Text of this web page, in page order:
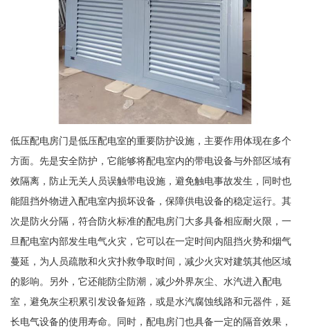
低压配电房门是低压配电室的重要防护设施，主要作用体现在多个
方面。先是安全防护，它能够将配电室内的带电设备与外部区域有
效隔离，防止无关人员误触带电设施，避免触电事故发生，同时也
能阻挡外物进入配电室内损坏设备，保障供电设备的稳定运行。其
次是防火分隔，符合防火标准的配电房门大多具备相应耐火限，一
旦配电室内部发生电气火灾，它可以在一定时间内阻挡火势和烟气
蔓延，为人员疏散和火灾扑救争取时间，减少火灾对建筑其他区域
的影响。另外，它还能防尘防潮，减少外界灰尘、水汽进入配电
室，避免灰尘积累引发设备短路，或是水汽腐蚀线路和元器件，延
长电气设备的使用寿命。同时，配电房门也具备一定的隔音效果，